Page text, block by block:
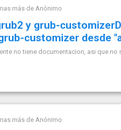
más deAnónimo
y grub-
customizer desde
no tiene documentacion, asi que
más deAnónimo